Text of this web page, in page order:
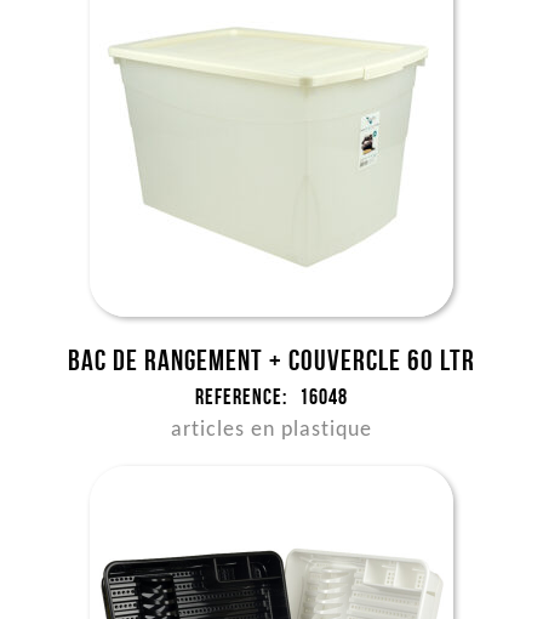
Bac de rangement + couvercle 60 ltr
Reference: 16048
articles en plastique